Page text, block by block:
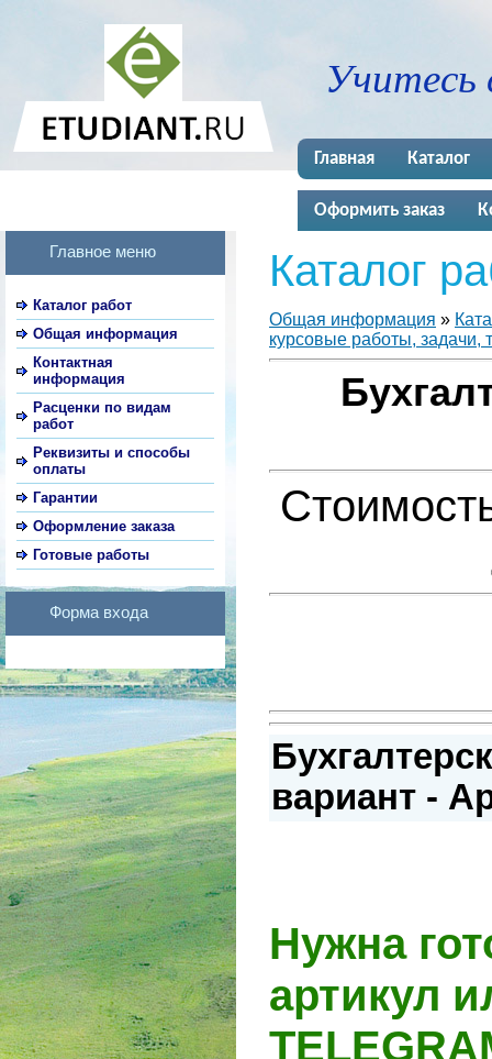
Учитесь
Главная Каталог
Оформить заказ
Главное меню
Каталог работ
Общая информация
Контактная
информация
Расценки по видам
работ
Реквизиты и способы
оплаты
Гарантии
Оформление заказа
Готовые работы
Форма входа
Каталог
Общая информация »
курсовые работы, задачи,
вариант -
Нужна
артикул